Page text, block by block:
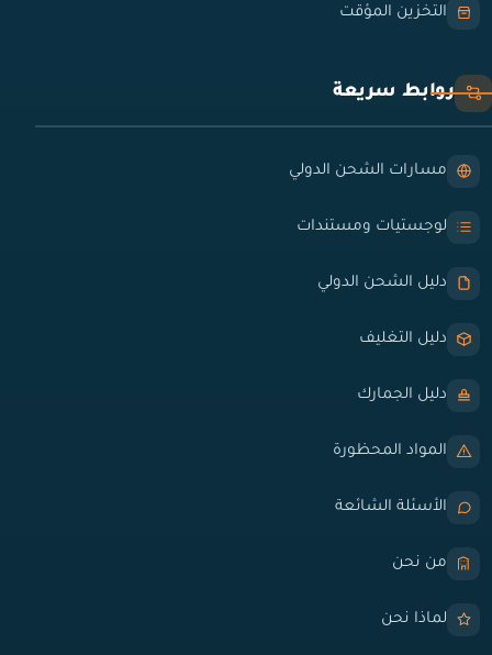
التخزين المؤقت
روابط سريعة
مسارات الشحن الدولي
لوجستيات ومستندات
دليل الشحن الدولي
دليل التغليف
دليل الجمارك
المواد المحظورة
الأسئلة الشائعة
من نحن
لماذا نحن